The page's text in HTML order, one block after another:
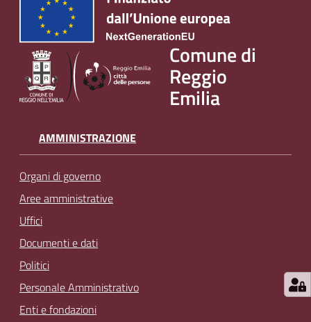
Comune di
Reggio
Emilia
AMMINISTRAZIONE
Organi di governo
Aree amministrative
Uffici
Documenti e dati
Politici
Personale Amministrativo
Enti e fondazioni